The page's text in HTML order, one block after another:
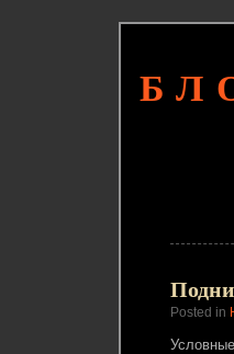
Posted in